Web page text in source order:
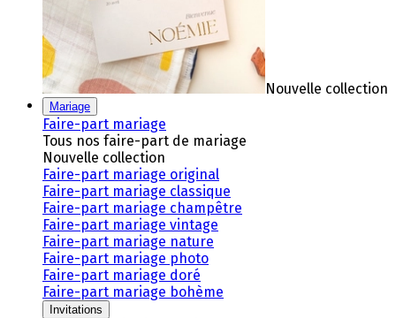
Nouvelle collection
Mariage
Faire-part mariage
Tous nos faire-part de mariage
Nouvelle collection
Faire-part mariage original
Faire-part mariage classique
Faire-part mariage champêtre
Faire-part mariage vintage
Faire-part mariage nature
Faire-part mariage photo
Faire-part mariage doré
Faire-part mariage bohème
Invitations